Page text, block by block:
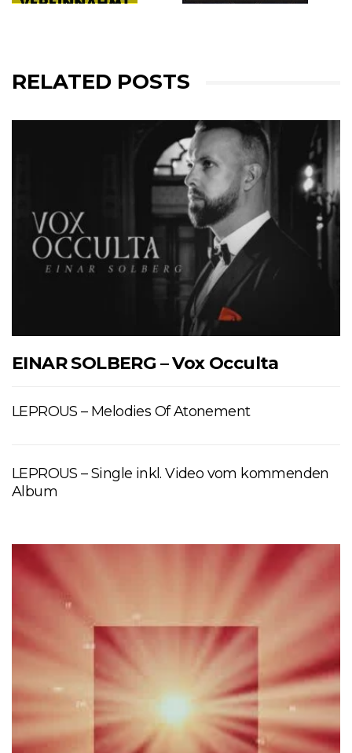
RELATED POSTS
EINAR SOLBERG – Vox Occulta
LEPROUS – Melodies Of Atonement
LEPROUS – Single inkl. Video vom kommenden
Album